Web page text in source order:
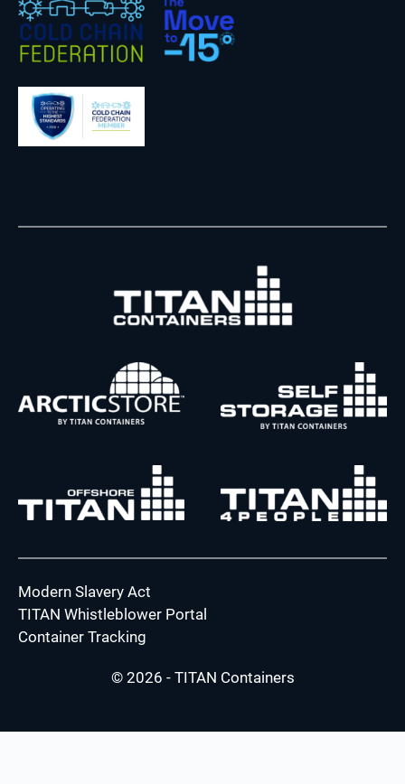
Modern Slavery Act
TITAN Whistleblower Portal
Container Tracking
© 2026 - TITAN Containers